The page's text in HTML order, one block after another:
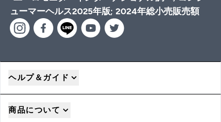
ューマーヘルス2025年版; 2024年総小売販売額
ヘルプ＆ガイド
商品について